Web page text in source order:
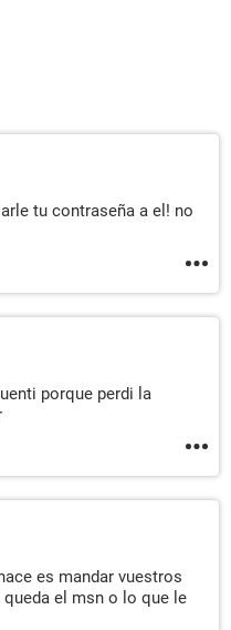
tu contraseña a el! no
porque perdi la
es mandar vuestros
el msn o lo que le